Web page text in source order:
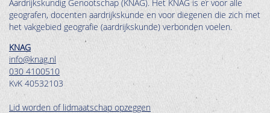
Aardrijkskundig Genootschap (KNAG). Het KNAG is er voor alle
geografen, docenten aardrijkskunde en voor diegenen die zich met
het vakgebied geografie (aardrijkskunde) verbonden voelen.
KNAG
info@knag.nl
030 4100510
KvK 40532103
Lid worden of lidmaatschap opzeggen